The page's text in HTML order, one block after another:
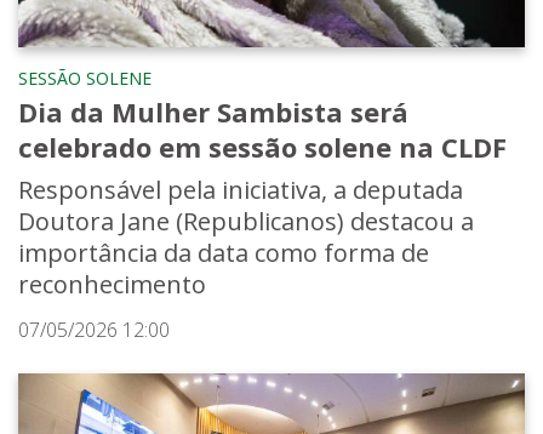
SESSÃO SOLENE
Dia da Mulher Sambista será
celebrado em sessão solene na CLDF
Responsável pela iniciativa, a deputada
Doutora Jane (Republicanos) destacou a
importância da data como forma de
reconhecimento
07/05/2026 12:00